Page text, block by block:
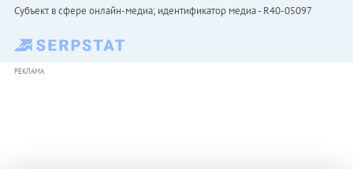
Субъект в сфере онлайн-медиа; идентификатор медиа - R40-05097
РЕКЛАМА